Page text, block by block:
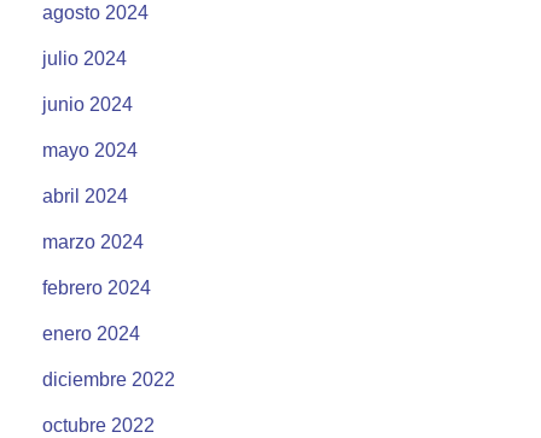
agosto 2024
julio 2024
junio 2024
mayo 2024
abril 2024
marzo 2024
febrero 2024
enero 2024
diciembre 2022
octubre 2022